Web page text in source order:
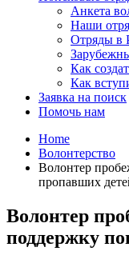
Анкета
Наши
Отряды в
Как
Как
Заявка на поиск
Помочь нам
Home
Волонтерство
Волонтер
пропавших
Волонтер
поддержку